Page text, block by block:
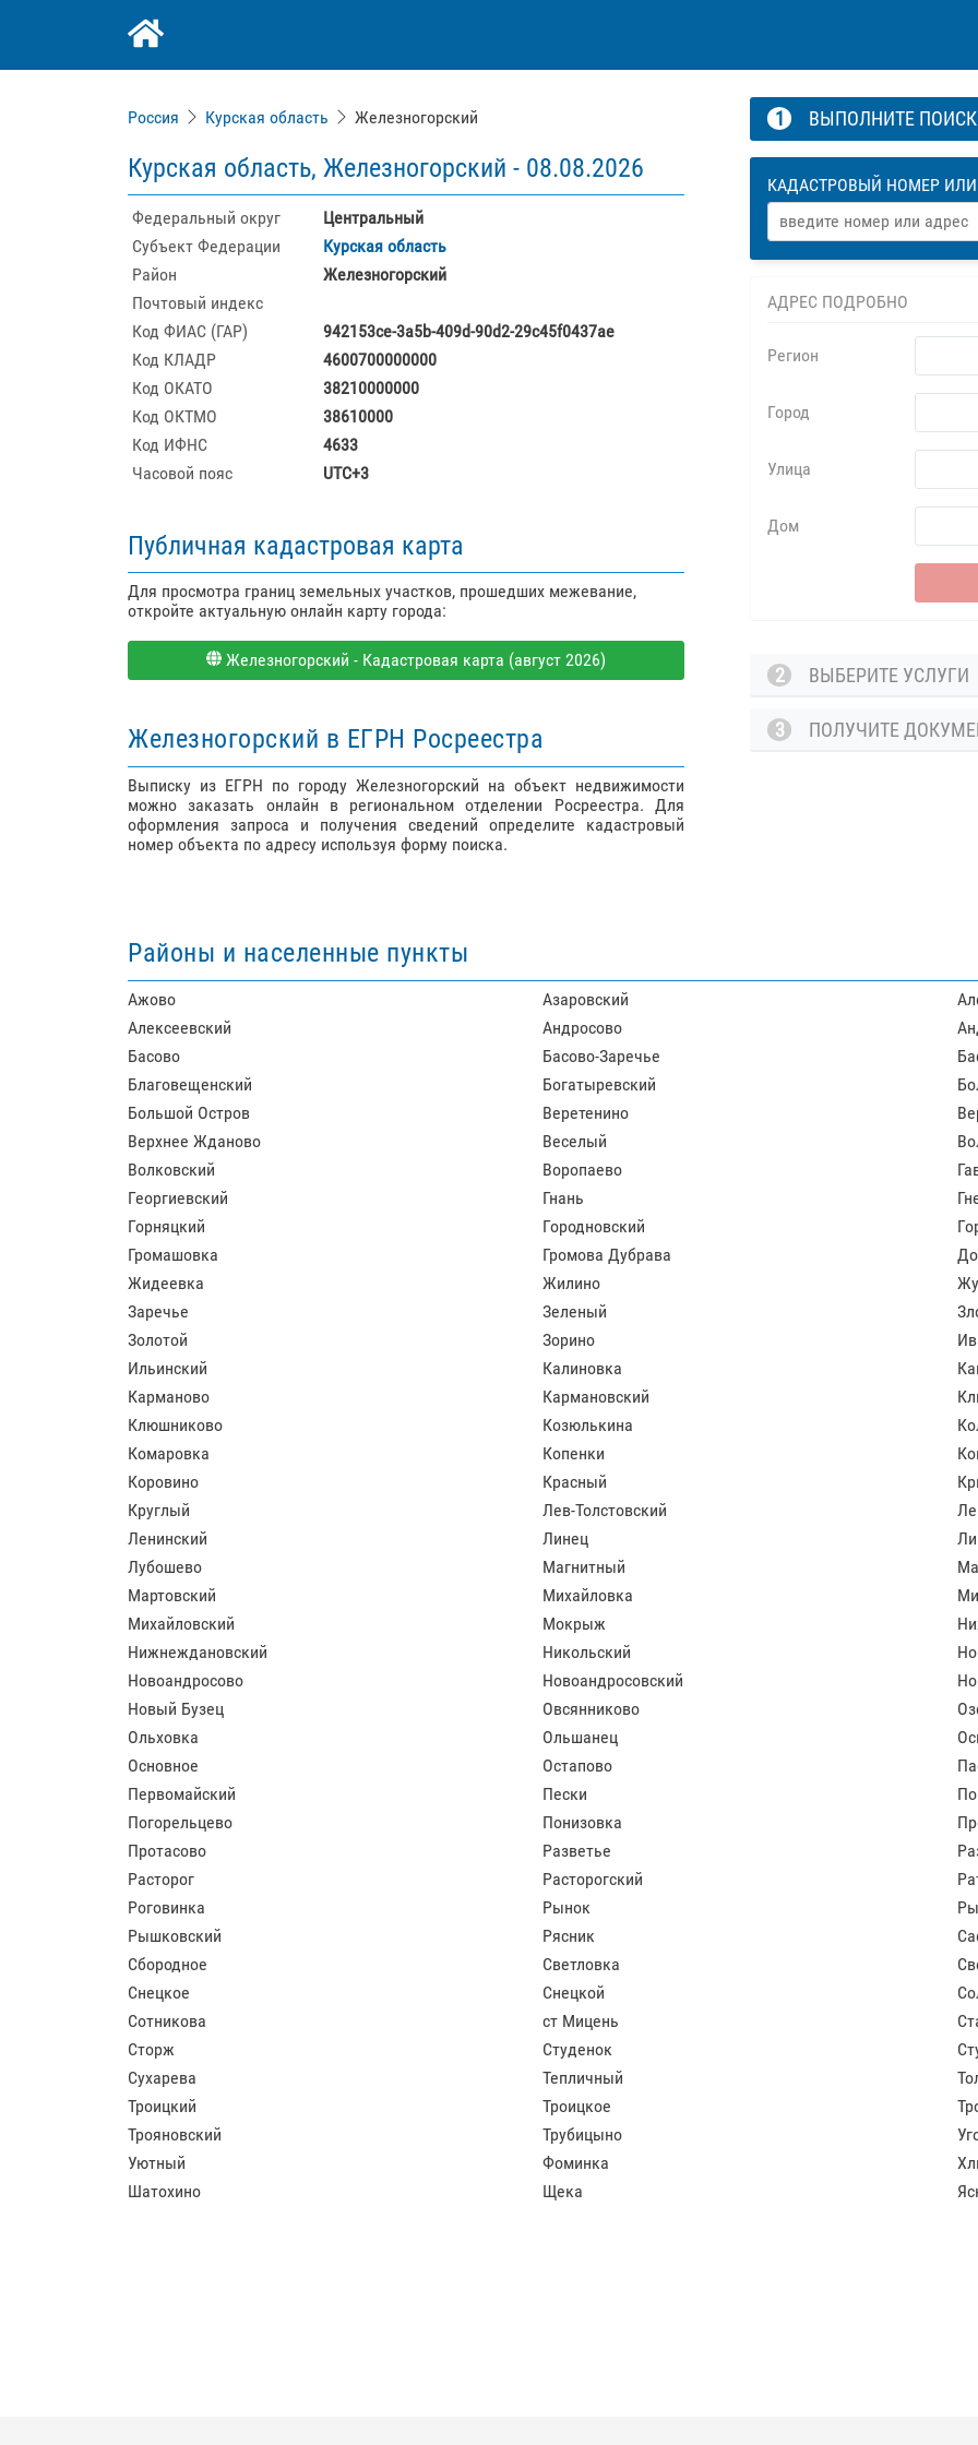
Россия Курская область Железногорский
Курская область, Железногорский - 08.08.2026
Федеральный округ
Центральный
Субъект Федерации
Курская область
Район
Железногорский
Почтовый индекс
Код ФИАС (ГАР)
942153ce-3a5b-409d-90d2-29c45f0437ae
Код КЛАДР
4600700000000
Код ОКАТО
38210000000
Код ОКТМО
38610000
Код ИФНС
4633
Часовой пояс
UTC+3
Публичная кадастровая карта
Для просмотра границ земельных участков, прошедших межевание,
откройте актуальную онлайн карту города:
Железногорский - Кадастровая карта (август 2026)
Железногорский в ЕГРН Росреестра
Выписку из ЕГРН по городу Железногорский на объект недвижимости
можно заказать онлайн в региональном отделении Росреестра. Для
оформления запроса и получения сведений определите кадастровый
номер объекта по адресу используя форму поиска.
1 ВЫПОЛНИТЕ ПОИСК
КАДАСТРОВЫЙ НОМЕР
АДРЕС ПОДРОБНО
Регион
Город
Улица
Дом
2 ВЫБЕРИТЕ УСЛУГИ
3 ПОЛУЧИТЕ
Районы и населенные пункты
Ажово Азаровский
Алексеевский
Андросово
Басово
Басово-Заречье
Благовещенский
Богатыревский
Большой Остров
Веретенино
Верхнее Жданово
Веселый
Волковский
Воропаево
Георгиевский
Гнань
Горняцкий
Городновский
Громашовка
Громова Дубрава
Жидеевка
Жилино
Заречье
Зеленый
Золотой
Зорино
Ильинский
Калиновка
Карманово
Кармановский
Клюшниково
Козюлькина
Комаровка
Копенки
Коровино
Красный
Круглый
Лев-Толстовский
Ленинский
Линец
Лубошево
Магнитный
Мартовский
Михайловка
Михайловский
Мокрыж
Нижнеждановский
Никольский
Новоандросово
Новоандросовский
Новый Бузец
Овсянниково
Ольховка
Ольшанец
Основное
Остапово
Первомайский
Пески
Погорельцево
Понизовка
Протасово
Разветье
Расторог
Расторогский
Роговинка
Рынок
Рышковский
Рясник
Сбородное
Светловка
Снецкое
Снецкой
Сотникова
ст Мицень
Сторж
Студенок
Сухарева
Тепличный
Троицкий
Троицкое
Трояновский
Трубицыно
Уютный
Фоминка
Шатохино
Щека